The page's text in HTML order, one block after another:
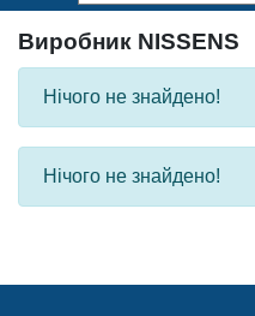
Виробник NISSENS
Нічого не знайдено!
Нічого не знайдено!